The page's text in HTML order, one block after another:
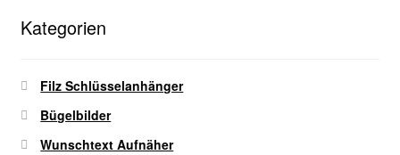
Kategorien
Filz Schlüsselanhänger
Bügelbilder
Wunschtext Aufnäher